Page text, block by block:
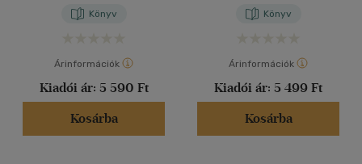
Könyv
Árinformációk
Kiadói ár: 5 590 Ft
Kosárba
Könyv
Árinformációk
Kiadói ár: 5 499 Ft
Kosárba